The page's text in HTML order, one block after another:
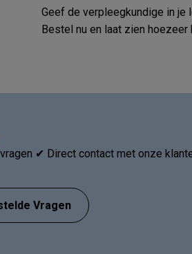
Geef de verpleegkundige in je
Bestel nu en laat zien
✔ Direct contact met onze
Vragen